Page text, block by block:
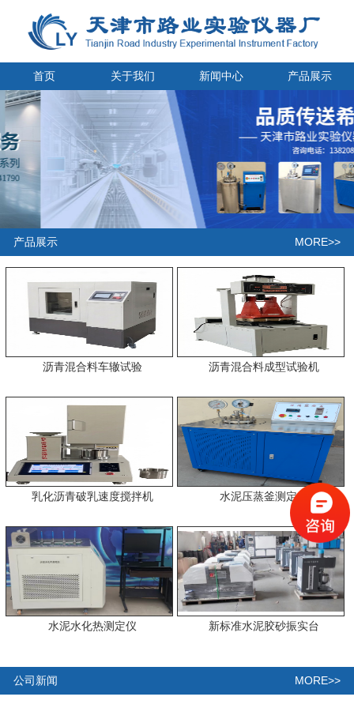
首页 关于我们 新闻中心 产品展示
产品展示 MORE>>
沥青混合料车辙试验 沥青混合料成型试验机
乳化沥青破乳速度搅拌机 水泥压蒸釜测定仪
水泥水化热测定仪 新标准水泥胶砂振实台
公司新闻 MORE>>